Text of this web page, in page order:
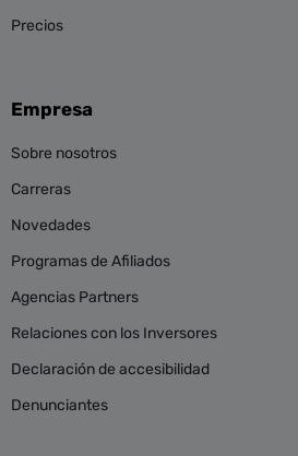
Precios
Empresa
Sobre nosotros
Carreras
Novedades
Programas de Afiliados
Agencias Partners
Relaciones con los Inversores
Declaración de accesibilidad
Denunciantes